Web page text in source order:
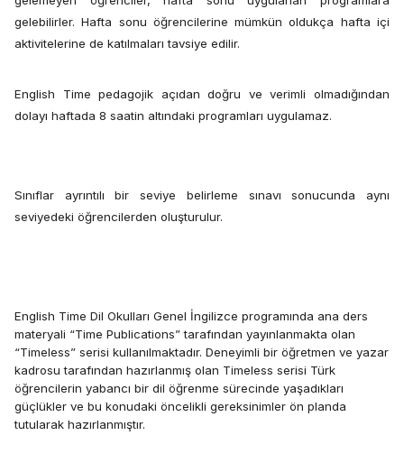
gelebilirler. Hafta sonu öğrencilerine mümkün oldukça hafta içi
aktivitelerine de katılmaları tavsiye edilir.
English Time pedagojik açıdan doğru ve verimli olmadığından
dolayı haftada 8 saatin altındaki programları uygulamaz.
Sınıflar ayrıntılı bir seviye belirleme sınavı sonucunda aynı
seviyedeki öğrencilerden oluşturulur.
English Time Dil Okulları Genel İngilizce programında ana ders
materyali “Time Publications” tarafından yayınlanmakta olan
“Timeless” serisi kullanılmaktadır. Deneyimli bir öğretmen ve yazar
kadrosu tarafından hazırlanmış olan Timeless serisi Türk
öğrencilerin yabancı bir dil öğrenme sürecinde yaşadıkları
güçlükler ve bu konudaki öncelikli gereksinimler ön planda
tutularak hazırlanmıştır.